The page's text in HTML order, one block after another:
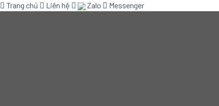
Trang chủ Liên hệ Zalo Messenger